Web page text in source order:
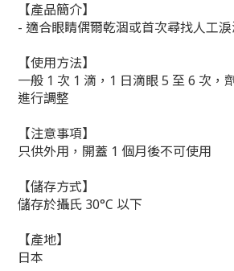
【產品簡介】
- 適合眼睛偶爾乾涸或首次尋找人工
【使用方法】
一般 1 次 1 滴，1 日滴眼 5 至 6 次，
進行調整
【注意事項】
只供外用，開蓋 1 個月後不可使用
【儲存方式】
儲存於攝氏 30°C 以下
【產地】
日本